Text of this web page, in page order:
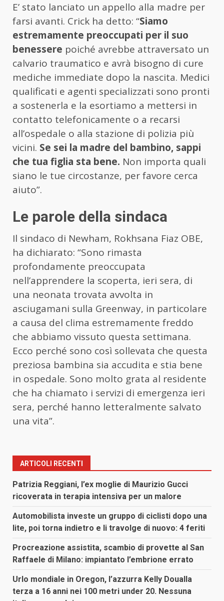
E’ stato lanciato un appello alla madre per
farsi avanti. Crick ha detto: “Siamo
estremamente preoccupati per il suo
benessere poiché avrebbe attraversato un
calvario traumatico e avrà bisogno di cure
mediche immediate dopo la nascita. Medici
qualificati e agenti specializzati sono pronti
a sostenerla e la esortiamo a mettersi in
contatto telefonicamente o a recarsi
all’ospedale o alla stazione di polizia più
vicini. Se sei la madre del bambino, sappi
che tua figlia sta bene. Non importa quali
siano le tue circostanze, per favore cerca
aiuto”.
Le parole della sindaca
Il sindaco di Newham, Rokhsana Fiaz OBE,
ha dichiarato: “Sono rimasta
profondamente preoccupata
nell’apprendere la scoperta, ieri sera, di
una neonata trovata avvolta in
asciugamani sulla Greenway, in particolare
a causa del clima estremamente freddo
che abbiamo vissuto questa settimana.
Ecco perché sono così sollevata che questa
preziosa bambina sia accudita e stia bene
in ospedale. Sono molto grata al residente
che ha chiamato i servizi di emergenza ieri
sera, perché hanno letteralmente salvato
una vita”.
ARTICOLI RECENTI
Patrizia Reggiani, l’ex moglie di Maurizio Gucci
ricoverata in terapia intensiva per un malore
Automobilista investe un gruppo di ciclisti dopo una
lite, poi torna indietro e li travolge di nuovo: 4 feriti
Procreazione assistita, scambio di provette al San
Raffaele di Milano: impiantato l’embrione errato
Urlo mondiale in Oregon, l’azzurra Kelly Doualla
terza a 16 anni nei 100 metri under 20. Nessuna